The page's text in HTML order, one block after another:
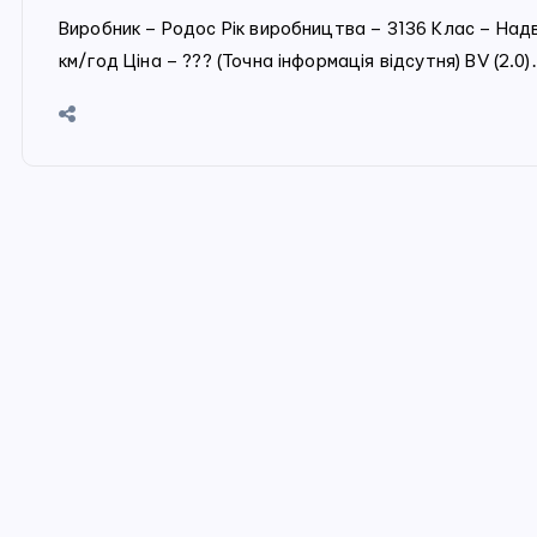
Виробник – Родос Рік виробництва – 3136 Клас –
км/год Ціна – ??? (Точна інформація відсутня) BV